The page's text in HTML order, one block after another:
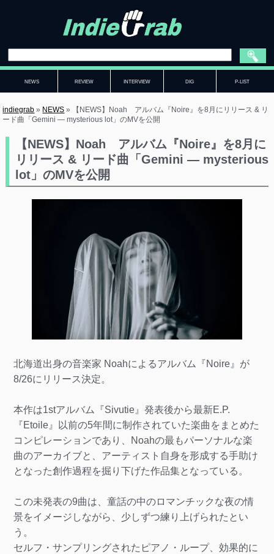
NEWS REVIEW INTERVIEW DIG P-LIST
indiegrab » NEWS »
【NEWS】Noah アルバム『Noire』を8月にリリース & リ
ード曲「Gemini — mysterious lot」のMVを公開
【NEWS】Noah アルバム『Noire』を8月に
リリース & リード曲「Gemini — mysterious
lot」のMVを公開
北海道出身の音楽家 Noahによるアルバム『Noire』が
8/26にリリース決定。
本作は1stアルバム『Sivutie』発表後から最新E.P.
『Etoile』以前の5年間に制作されていた楽曲をまとめた
コンピレーションであり、Noahの最もパーソナルな楽
曲のアーカイブと、アーティスト自身を形成する手助け
となった創作過程を掘り下げた作品集となっている。
この未発表の9曲は、童話の中のロマンチックな夜の情
景をイメージしながら、少しずつ練り上げられたとい
う。
セルフ・サンプリングされたピアノ・ループ、効果的に